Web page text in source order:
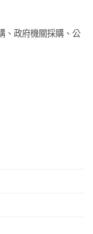
、政府機關採購、公